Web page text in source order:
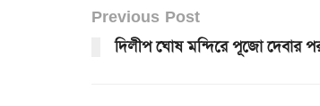
Previous Post
দিলীপ ঘোষ মন্দিরে পূজো দেবার